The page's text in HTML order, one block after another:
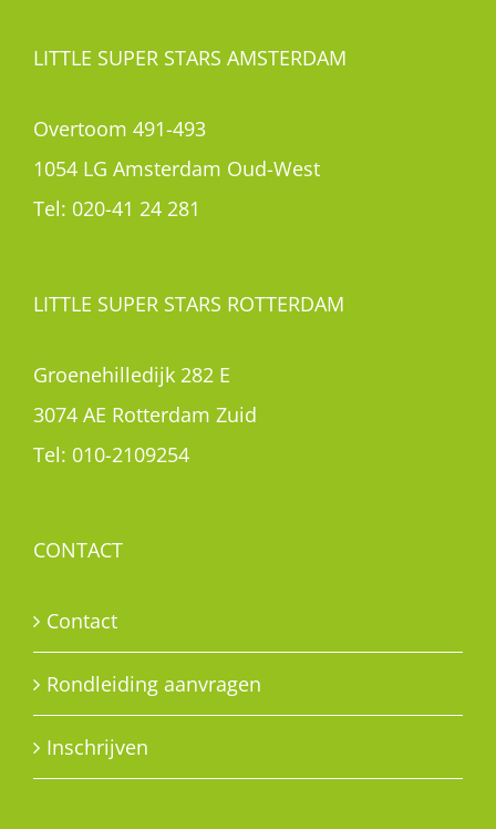
LITTLE SUPER STARS AMSTERDAM
Overtoom 491-493
1054 LG Amsterdam Oud-West
Tel: 020-41 24 281
LITTLE SUPER STARS ROTTERDAM
Groenehilledijk 282 E
3074 AE Rotterdam Zuid
Tel: 010-2109254
CONTACT
Contact
Rondleiding aanvragen
Inschrijven